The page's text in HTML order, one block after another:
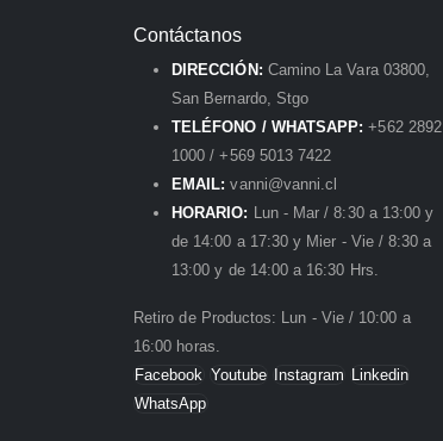
Contáctanos
DIRECCIÓN: Camino La Vara 03800,
San Bernardo, Stgo
TELÉFONO / WHATSAPP: +562 2892
1000 / +569 5013 7422
EMAIL: vanni@vanni.cl
HORARIO: Lun - Mar / 8:30 a 13:00 y
de 14:00 a 17:30 y Mier - Vie / 8:30 a
13:00 y de 14:00 a 16:30 Hrs.
Retiro de Productos: Lun - Vie / 10:00 a
16:00 horas.
Facebook Youtube Instagram Linkedin
WhatsApp